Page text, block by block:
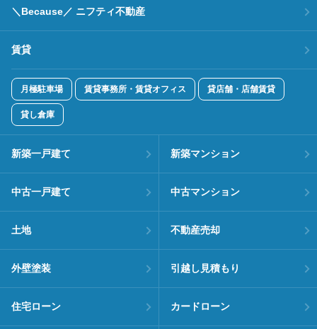
＼Because／ ニフティ不動産
賃貸
月極駐車場 賃貸事務所・賃貸オフィス 貸店舗・店舗賃貸
貸し倉庫
新築一戸建て 新築マンション
中古一戸建て 中古マンション
土地 不動産売却
外壁塗装 引越し見積もり
住宅ローン カードローン